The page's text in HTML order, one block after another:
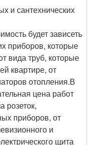
и сантехнических
будет зависеть
приборов, которые
вида труб, которые
квартире, от
отопления.В
цена работ
розеток,
приборов, от
и
щита